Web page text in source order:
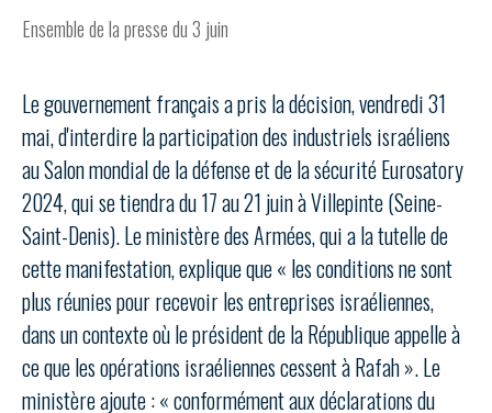
COMMUNIQUÉS DE PRESSE
LE GIFAS
PRÉSENTATION
NOTRE VISION
NOS MISSIONS
ORGANISATION
Ensemble de la presse du 3 juin
Le gouvernement français a pris la décision, vendredi 31
mai, d'interdire la participation des industriels israéliens
au Salon mondial de la défense et de la sécurité Eurosatory
2024, qui se tiendra du 17 au 21 juin à Villepinte (Seine-
Saint-Denis). Le ministère des Armées, qui a la tutelle de
cette manifestation, explique que « les conditions ne sont
plus réunies pour recevoir les entreprises israéliennes,
dans un contexte où le président de la République appelle à
ce que les opérations israéliennes cessent à Rafah ». Le
ministère ajoute : « conformément aux déclarations du
CONNEXION
PAS ENCORE ADHÉRENT ?
VOUS ÊTES UN PROFESSIONNEL DE LA FILIÈRE ?
Rejoignez une filière d’excellence et développez
votre réseau au sein d’un écosystème intégré et
cohérent
OUI NON